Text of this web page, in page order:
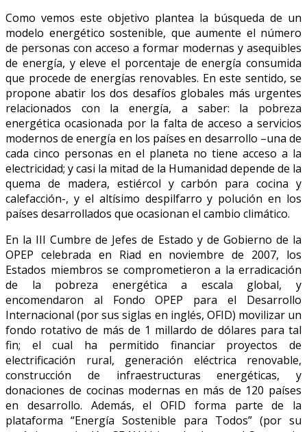
Como vemos este objetivo plantea la búsqueda de un
modelo energético sostenible, que aumente el número
de personas con acceso a formar modernas y asequibles
de energía, y eleve el porcentaje de energía consumida
que procede de energías renovables. En este sentido, se
propone abatir los dos desafíos globales más urgentes
relacionados con la energía, a saber: la pobreza
energética ocasionada por la falta de acceso a servicios
modernos de energía en los países en desarrollo –una de
cada cinco personas en el planeta no tiene acceso a la
electricidad; y casi la mitad de la Humanidad depende de la
quema de madera, estiércol y carbón para cocina y
calefacción-, y el altísimo despilfarro y polución en los
países desarrollados que ocasionan el cambio climático.
En la III Cumbre de Jefes de Estado y de Gobierno de la
OPEP celebrada en Riad en noviembre de 2007, los
Estados miembros se comprometieron a la erradicación
de la pobreza energética a escala global, y
encomendaron al Fondo OPEP para el Desarrollo
Internacional (por sus siglas en inglés, OFID) movilizar un
fondo rotativo de más de 1 millardo de dólares para tal
fin; el cual ha permitido financiar proyectos de
electrificación rural, generación eléctrica renovable,
construcción de infraestructuras energéticas, y
donaciones de cocinas modernas en más de 120 países
en desarrollo. Además, el OFID forma parte de la
plataforma “Energía Sostenible para Todos” (por su